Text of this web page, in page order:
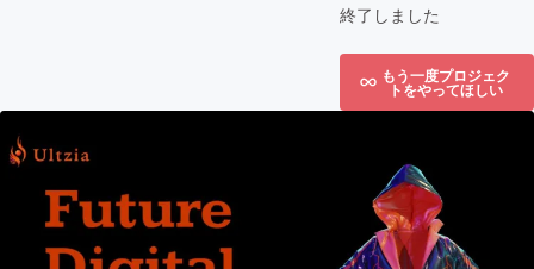
終了しました
もう一度プロジェク
トをやってほしい